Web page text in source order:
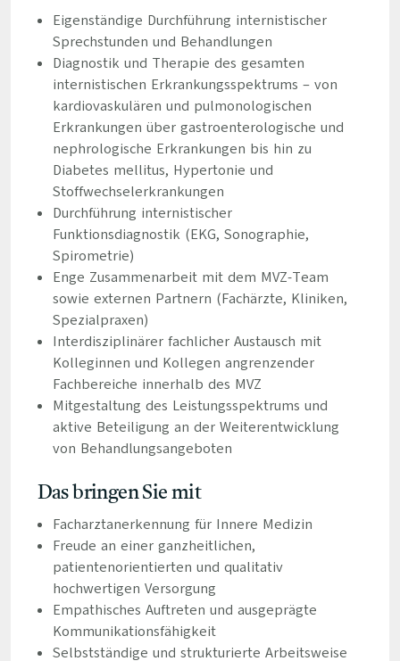
Eigenständige Durchführung internistischer
Sprechstunden und Behandlungen
Diagnostik und Therapie des gesamten
internistischen Erkrankungsspektrums – von
kardiovaskulären und pulmonologischen
Erkrankungen über gastroenterologische und
nephrologische Erkrankungen bis hin zu
Diabetes mellitus, Hypertonie und
Stoffwechselerkrankungen
Durchführung internistischer
Funktionsdiagnostik (EKG, Sonographie,
Spirometrie)
Enge Zusammenarbeit mit dem MVZ-Team
sowie externen Partnern (Fachärzte, Kliniken,
Spezialpraxen)
Interdisziplinärer fachlicher Austausch mit
Kolleginnen und Kollegen angrenzender
Fachbereiche innerhalb des MVZ
Mitgestaltung des Leistungsspektrums und
aktive Beteiligung an der Weiterentwicklung
von Behandlungsangeboten
Das bringen Sie mit
Facharztanerkennung für Innere Medizin
Freude an einer ganzheitlichen,
patientenorientierten und qualitativ
hochwertigen Versorgung
Empathisches Auftreten und ausgeprägte
Kommunikationsfähigkeit
Selbstständige und strukturierte Arbeitsweise